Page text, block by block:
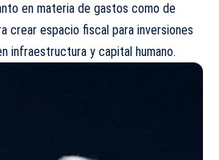
en materia de gastos como de
crear espacio fiscal para inversiones
infraestructura y capital humano.